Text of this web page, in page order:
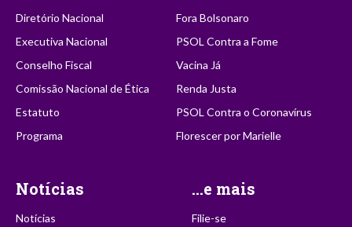
Diretório Nacional
Executiva Nacional
Conselho Fiscal
Comissão Nacional de Ética
Estatuto
Programa
Fora Bolsonaro
PSOL Contra a Fome
Vacina Já
Renda Justa
PSOL Contra o Coronavírus
Florescer por Marielle
Notícias
Notícias
...e mais
Filie-se